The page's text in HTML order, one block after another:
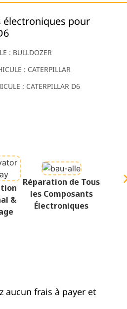
électroniques pour
: BULLDOZER
: CATERPILLAR
: CATERPILLAR D6
&
Réparation de Tous
les Composants
Électroniques
aucun frais à payer et